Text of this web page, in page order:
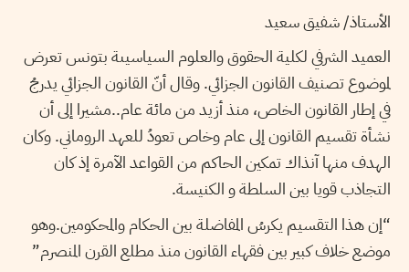
الأستاذ/ شفيق سعيد
العميد الشرفي لكلية الحقوق والعلوم السياسيىة بتونس تعرض
لموضوع تصنيف القانون الجزائي. وقال أنّ القانون الجزائي يدرجُ
في إطار القانون الخاص، منذ أزيد من مائة عام..مشيرا إلى أن
نشأة تقسيم القانون إلى عام وخاص تعودُ للعهد الروماني. وكان
الهدف منها آنذاك تمكين الحاكم من القواعد الآمرة إذ كان
التجاذب قويا بين السلطة و الكنيسة.
“إن هذا التقسيم يكرسُ المفاضلة بين الحكام والمحكومين.وهو
موضع خلاف كبير بين فقهاء القانون منذ مطلع القرن المنصرم”